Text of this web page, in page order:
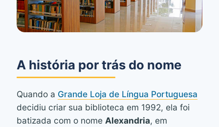
A história por trás do nome
Quando a Grande Loja de Língua Portuguesa
decidiu criar sua biblioteca em 1992, ela foi
batizada com o nome Alexandria, em